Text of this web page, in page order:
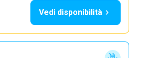
Vedi disponibilità